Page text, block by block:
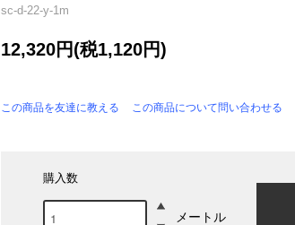
sc-d-22-y-1m
12,320円(税1,120円)
この商品を友達に教える この商品について問い合わせる
購入数
メートル